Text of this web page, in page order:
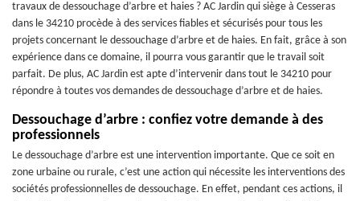
travaux de dessouchage d’arbre et haies ? AC Jardin qui siège à Cesseras
dans le 34210 procède à des services fiables et sécurisés pour tous les
projets concernant le dessouchage d’arbre et de haies. En fait, grâce à son
expérience dans ce domaine, il pourra vous garantir que le travail soit
parfait. De plus, AC Jardin est apte d’intervenir dans tout le 34210 pour
répondre à toutes vos demandes de dessouchage d’arbre et de haies.
Dessouchage d’arbre : confiez votre demande à des
professionnels
Le dessouchage d’arbre est une intervention importante. Que ce soit en
zone urbaine ou rurale, c’est une action qui nécessite les interventions des
sociétés professionnelles de dessouchage. En effet, pendant ces actions, il